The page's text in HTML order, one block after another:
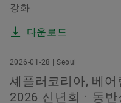
강화
다운로드
2026-01-28 | Seoul
셰플러코리아, 베
2026 신년회ㆍ동반